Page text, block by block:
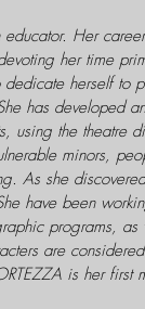
Her
her time
herself to
has developed
using the theatre
minors,
As she
have been
programs,
are
is her first